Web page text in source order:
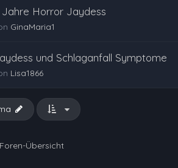
Jahre Horror Jaydess
GinaMaria1
und Schlaganfall Symptome
Lisa1866
Übersicht